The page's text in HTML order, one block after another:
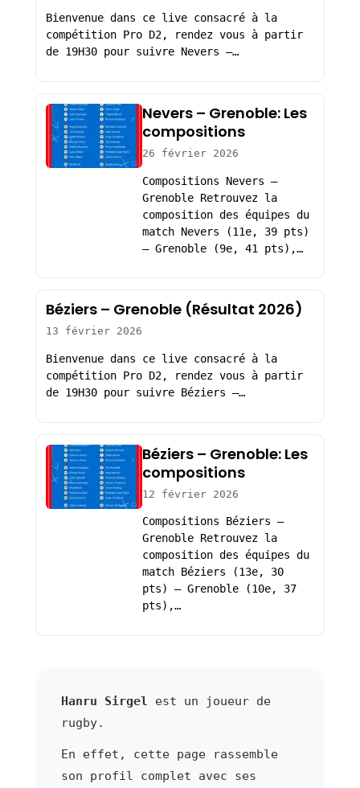
Bienvenue dans ce live consacré à la
compétition Pro D2, rendez vous à partir
de 19H30 pour suivre Nevers –…
Nevers – Grenoble: Les
compositions
26 février 2026
Compositions Nevers –
Grenoble Retrouvez la
composition des équipes du
match Nevers (11e, 39 pts)
– Grenoble (9e, 41 pts),…
Béziers – Grenoble (Résultat 2026)
13 février 2026
Bienvenue dans ce live consacré à la
compétition Pro D2, rendez vous à partir
de 19H30 pour suivre Béziers –…
Béziers – Grenoble: Les
compositions
12 février 2026
Compositions Béziers –
Grenoble Retrouvez la
composition des équipes du
match Béziers (13e, 30
pts) – Grenoble (10e, 37
pts),…
Hanru Sirgel est un joueur de
rugby.
En effet, cette page rassemble
son profil complet avec ses